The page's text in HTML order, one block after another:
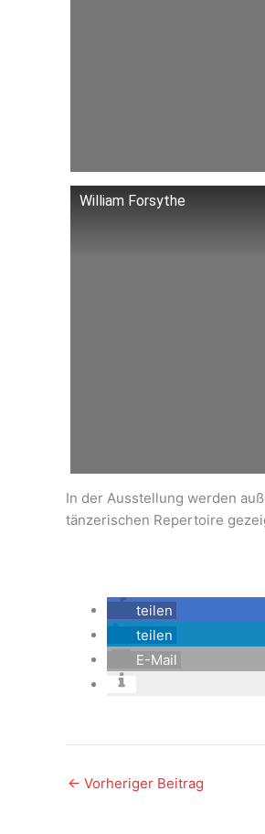
William Forsythe
In der Ausstellung werden
tänzerischen Repertoire
teilen
teilen
E-Mail
← Vorheriger Beitrag